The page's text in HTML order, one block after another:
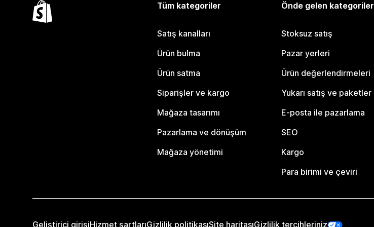
Tüm kategoriler
Satış kanalları
Ürün bulma
Ürün satma
Siparişler ve kargo
Mağaza tasarımı
Pazarlama ve dönüşüm
Mağaza yönetimi
Önde gelen kategoriler
Stoksuz satış
Pazar yerleri
Ürün değerlendirmeleri
Yukarı satış ve paketler
E-posta ile pazarlama
SEO
Kargo
Para birimi ve çeviri
Geliştirici girişiHizmet şartlarıGizlilik politikasıSite haritasıGizlilik tercihleriniz